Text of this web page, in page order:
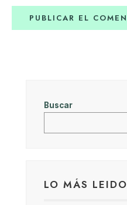
Buscar
LO MÁS LEIDO